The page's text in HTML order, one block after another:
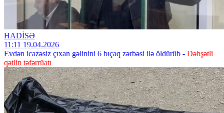
HADİSƏ
11:11 19.04.2026
Evdən icazəsiz çıxan gəlinini 6 bıçaq zərbəsi ilə öldürüb - Dəhşətli
qətlin təfərrüatı